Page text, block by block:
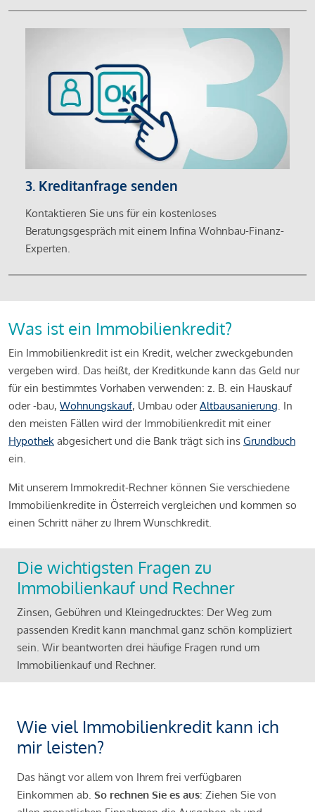
3. Kreditanfrage senden
Kontaktieren Sie uns für ein kostenloses
Beratungsgespräch mit einem Infina Wohnbau-Finanz-
Experten.
Was ist ein Immobilienkredit?
Ein Immobilienkredit ist ein Kredit, welcher zweckgebunden
vergeben wird. Das heißt, der Kreditkunde kann das Geld nur
für ein bestimmtes Vorhaben verwenden: z. B. ein Hauskauf
oder -bau, Wohnungskauf, Umbau oderAltbausanierung. In
den meisten Fällen wird der Immobilienkredit mit einer
Hypothek abgesichert und die Bank trägt sich ins Grundbuch
ein.
Mit unserem Immokredit-Rechner können Sie verschiedene
Immobilienkredite in Österreich vergleichen und kommen so
einen Schritt näher zu Ihrem Wunschkredit.
Die wichtigsten Fragen zu
Immobilienkauf und Rechner
Zinsen, Gebühren und Kleingedrucktes: Der Weg zum
passenden Kredit kann manchmal ganz schön kompliziert
sein. Wir beantworten drei häufige Fragen rund um
Immobilienkauf und Rechner.
Wie viel Immobilienkredit kann ich
mir leisten?
Das hängt vor allem von Ihrem frei verfügbaren
Einkommen ab. So rechnen Sie es aus: Ziehen Sie von